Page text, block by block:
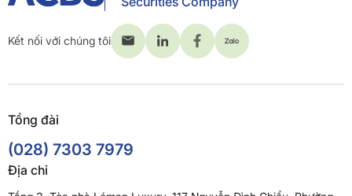
Kết nối với chúng tôi
Tổng đài
(028) 7303 7979
Địa chỉ